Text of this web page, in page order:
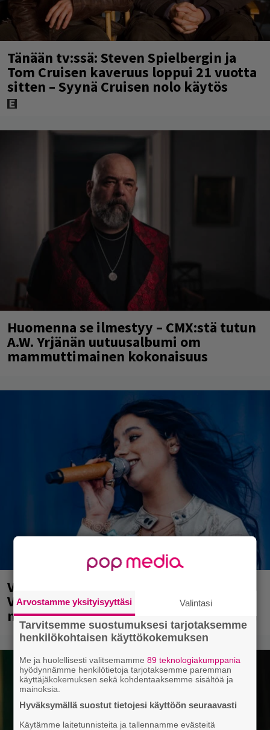
Tänään tv:ssä: Steven Spielbergin ja
Tom Cruisen kaveruus loppui 21 vuotta
sitten – Syynä Cruisen nolo käytös
Huomenna se ilmestyy – CMX:stä tutun
A.W. Yrjänän uutuusalbumi om
mammuttimainen kokonaisuus
Valtava Yle 100 vuotta -tapahtuma
Veikkaus Arenalla syyskuussa – muista
myös metalliklassikot-konsertti
Arvostamme yksityisyyttäsi Valintasi
Tarvitsemme suostumuksesi tarjotaksemme
henkilökohtaisen käyttökokemuksen
Me ja huolellisesti valitsemamme89 teknologiakumppania
hyödynnämme henkilötietoja tarjotaksemme paremman
käyttäjäkokemuksen sekä kohdentaaksemme sisältöä ja
mainoksia.
Hyväksymällä suostut tietojesi käyttöön seuraavasti
Käytämme laitetunnisteita ja tallennamme evästeitä